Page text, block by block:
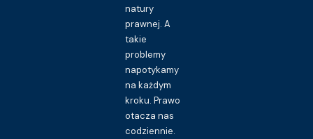
natury
prawnej. A
takie
problemy
napotykamy
na każdym
kroku. Prawo
otacza nas
codziennie.